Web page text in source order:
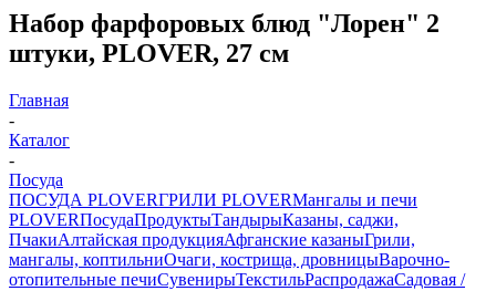
Набор фарфоровых блюд "Лорен" 2
штуки, PLOVER, 27 см
Главная
-
Каталог
-
Посуда
ПОСУДА PLOVERГРИЛИ PLOVERМангалы и печи
PLOVERПосудаПродуктыТандырыКазаны, саджи,
ПчакиАлтайская продукцияАфганские казаныГрили,
мангалы, коптильниОчаги, кострища, дровницыВарочно-
отопительные печиСувенирыТекстильРаспродажаСадовая /